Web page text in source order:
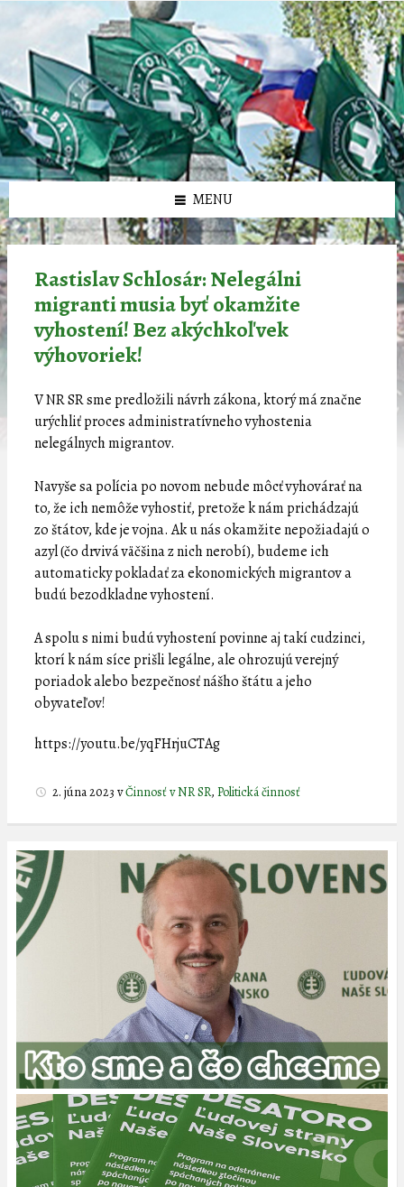
олимп казино
Preskočiť
Preskočiť
panel
Preskočiť
panel
Preskočiť
MENU
Rastislav Schlosár: Nelegálni
migranti musia byť okamžite
vyhostení! Bez akýchkoľvek
výhovoriek!
V NR SR sme predložili návrh zákona, ktorý má značne
urýchliť proces administratívneho vyhostenia
nelegálnych migrantov.
Navyše sa polícia po novom nebude môcť vyhovárať na
to, že ich nemôže vyhostiť, pretože k nám prichádzajú
zo štátov, kde je vojna. Ak u nás okamžite nepožiadajú o
azyl (čo drvivá väčšina z nich nerobí), budeme ich
automaticky pokladať za ekonomických migrantov a
budú bezodkladne vyhostení.
A spolu s nimi budú vyhostení povinne aj takí cudzinci,
ktorí k nám síce prišli legálne, ale ohrozujú verejný
poriadok alebo bezpečnosť nášho štátu a jeho
obyvateľov!
https://youtu.be/yqFHrjuCTAg
2. júna 2023 vČinnosť v NR SR, Politická činnosť